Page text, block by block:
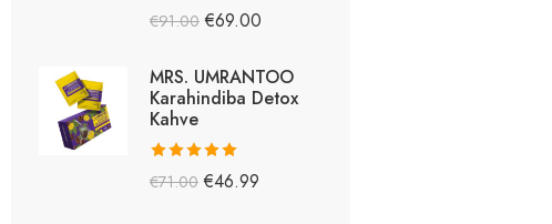
5 üzerinden
€91.00 €69.00
MRS. UMRANTOO
Karahindiba Detox
Kahve
5 üzerinden
€71.00 €46.99